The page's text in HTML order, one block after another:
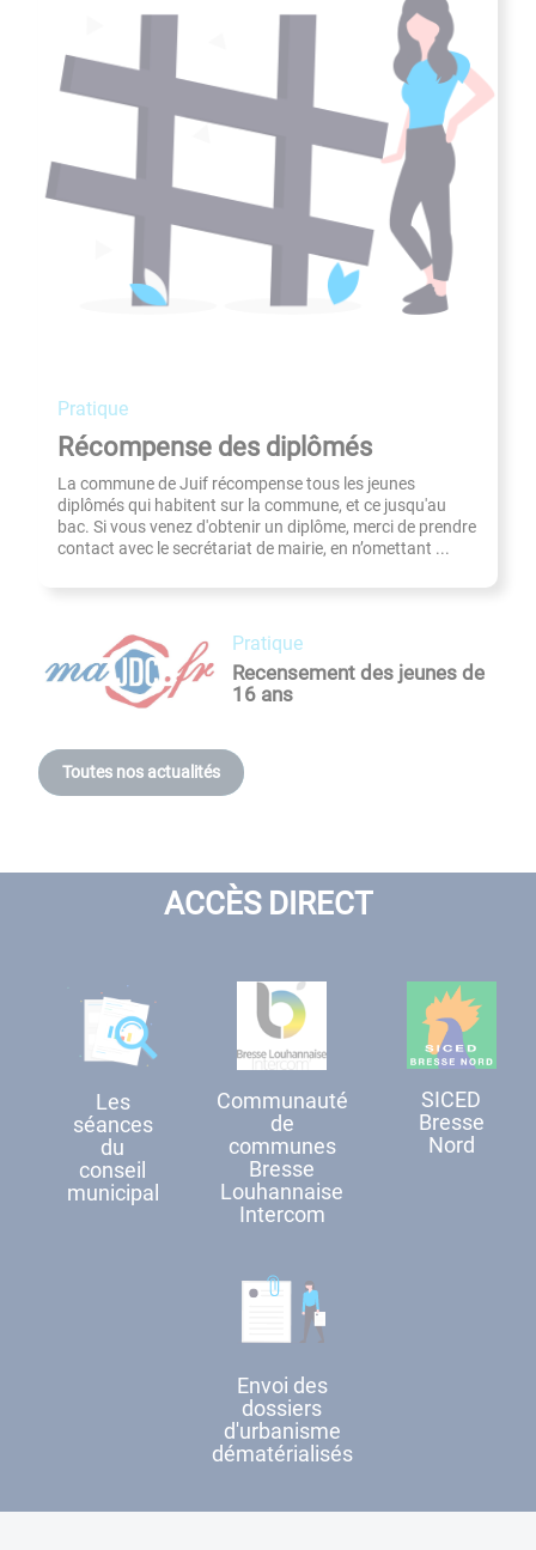
pratique
Récompense des diplômés
La commune de Juif récompense tous les jeunes
diplômés qui habitent sur la commune, et ce jusqu'au
bac. Si vous venez d'obtenir un diplôme, merci de prendre
contact avec le secrétariat de mairie, en n’omettant ...
pratique
Recensement des jeunes de
16 ans
Toutes nos actualités
ACCÈS DIRECT
Les
séances
du
conseil
municipal
Communauté
de
communes
Bresse
Louhannaise
Intercom
SICED
Bresse
Nord
Envoi des
dossiers
d'urbanisme
dématérialisés